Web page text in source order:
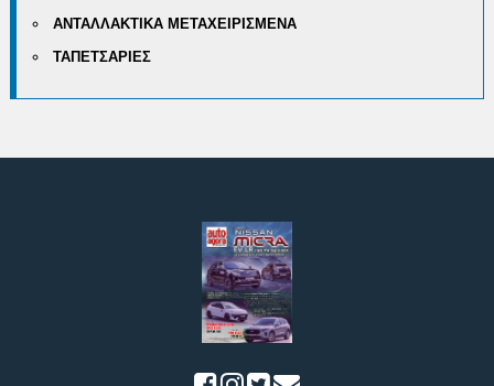
ΑΝΤΑΛΛΑΚΤΙΚΑ ΜΕΤΑΧΕΙΡΙΣΜΕΝΑ
ΤΑΠΕΤΣΑΡΙΕΣ